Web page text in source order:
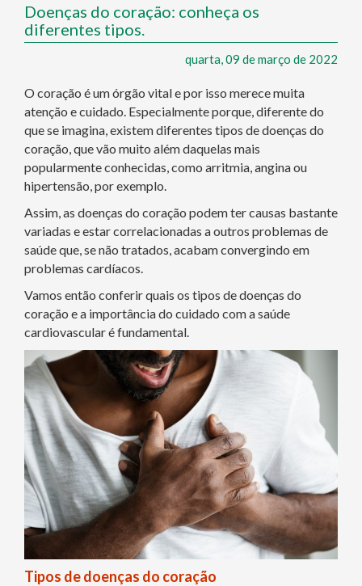
Doenças do coração: conheça os
diferentes tipos.
quarta, 09 de março de 2022
O coração é um órgão vital e por isso merece muita
atenção e cuidado. Especialmente porque, diferente do
que se imagina, existem diferentes tipos de doenças do
coração, que vão muito além daquelas mais
popularmente conhecidas, como arritmia, angina ou
hipertensão, por exemplo.
Assim, as doenças do coração podem ter causas bastante
variadas e estar correlacionadas a outros problemas de
saúde que, se não tratados, acabam convergindo em
problemas cardíacos.
Vamos então conferir quais os tipos de doenças do
coração e a importância do cuidado com a saúde
cardiovascular é fundamental.
Tipos de doenças do coração